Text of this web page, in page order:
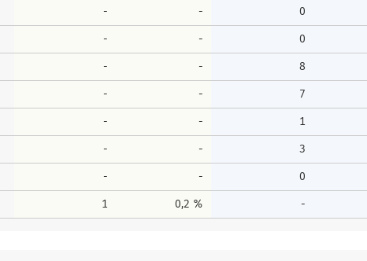
- - 0
- - 0
- - 8
- - 7
- - 1
- - 3
- - 0
1 0,2 % -